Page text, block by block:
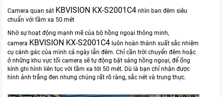
Camera quan sát KBVISION KX-S2001C4 nhìn ban đêm siêu
chuẩn với tầm xa 50 mét
Nhờ sự hoạt động mạnh mẽ của bộ hồng ngoại thông minh,
camera KBVISION KX-S2001C4 luôn hoàn thành xuất sắc nhiệm
cụ cánh gác của mình cả ngày lẫn đêm. Chỉ cần trời chuyển đêm hoặc
ở những khu vực tối camera sẽ tự động bật sáng hồng ngoại, để ống
kính ghi hình liên tục với tầm xa tới 50 mét. Dù là bạn chỉ nhận được
hình ảnh trắng đen nhưng chúng rất rõ ràng, sắc nét và trung thực.